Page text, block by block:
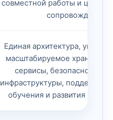
совместной работы и
сопровождение.
Единая архитектура,
масштабируемое
сервисы, безопасность
инфраструктуры, поддержка
обучения и развития на